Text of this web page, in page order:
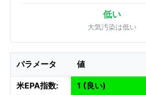
低い
大気汚染は低い
パラメータ 値
米EPA指数:
1 (良い)